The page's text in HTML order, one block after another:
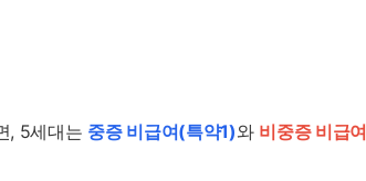
, 5세대는 중증 비급여(특약1)와 비중증 비급여